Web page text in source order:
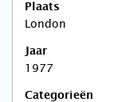
Plaats
London
Jaar
1977
Categorieën